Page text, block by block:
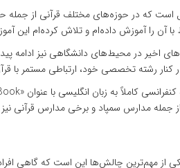
قرآنی با اشاره به سابقه فعالیت‌های آموزشی خود بیان کرد:
را آموزش داده‌ام و تلاش کرده‌ام این
اخیر در محیط‌های دانشگاهی نیز ادامه
رشته تخصصی خود، ارتباطی مستمر با
مدارس سمپاد و برخی مدارس قرآنی
از مهم‌ترین چالش‌ها این است که گاهی